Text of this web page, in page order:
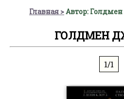
Главная Автор:
ГОЛДМЕН
1/1